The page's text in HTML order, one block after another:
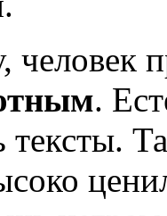
человек
.
тексты.